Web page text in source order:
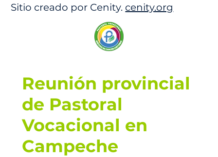
Sitio creado por Cenity. cenity.org
Reunión provincial
de Pastoral
Vocacional en
Campeche